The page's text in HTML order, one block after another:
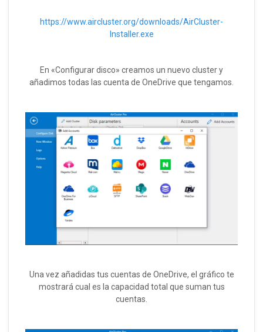
https://www.aircluster.org/downloads/AirCluster-
Installer.exe
En «Configurar disco» creamos un nuevo cluster y
añadimos todas las cuenta de OneDrive que tengamos.
Una vez añadidas tus cuentas de OneDrive, el gráfico te
mostrará cual es la capacidad total que suman tus
cuentas.